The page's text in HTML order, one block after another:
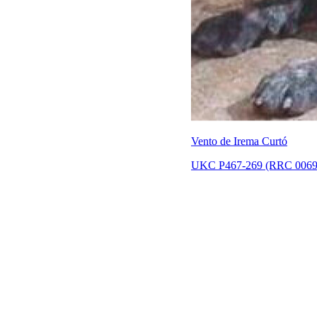
Vento de Irema Curtó
UKC P467-269 (RRC